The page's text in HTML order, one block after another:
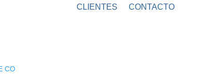
CLIENTES CONTACTO